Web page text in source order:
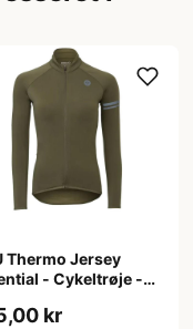
Thermo Jersey
- Cykeltrøje -
kr